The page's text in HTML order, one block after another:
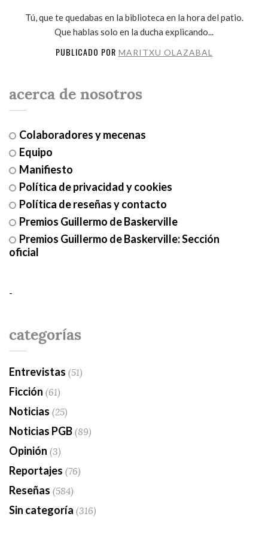
Tú, que te quedabas en la biblioteca en la hora del patio.
Que hablas solo en la ducha explicando...
PUBLICADO POR MARITXU OLAZABAL
acerca de nosotros
Colaboradores y mecenas
Equipo
Manifiesto
Política de privacidad y cookies
Política de reseñas y contacto
Premios Guillermo de Baskerville
Premios Guillermo de Baskerville: Sección
oficial
-
categorías
Entrevistas (51)
Ficción (61)
Noticias (25)
Noticias PGB(89)
Opinión (3)
Reportajes (76)
Reseñas (584)
Sin categoría (316)